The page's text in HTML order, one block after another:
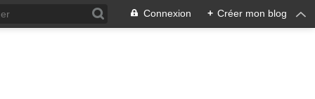
Connexion + Créer mon blog